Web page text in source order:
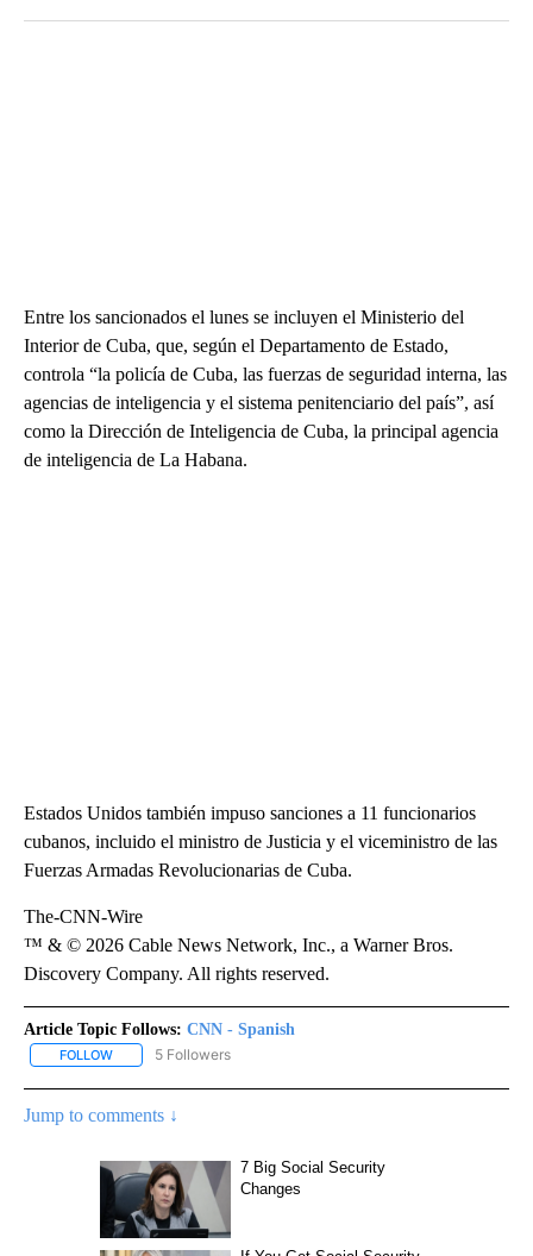
Entre los sancionados el lunes se incluyen el Ministerio del
Interior de Cuba, que, según el Departamento de Estado,
controla “la policía de Cuba, las fuerzas de seguridad interna, las
agencias de inteligencia y el sistema penitenciario del país”, así
como la Dirección de Inteligencia de Cuba, la principal agencia
de inteligencia de La Habana.
Estados Unidos también impuso sanciones a 11 funcionarios
cubanos, incluido el ministro de Justicia y el viceministro de las
Fuerzas Armadas Revolucionarias de Cuba.
The-CNN-Wire
™ & © 2026 Cable News Network, Inc., a Warner Bros.
Discovery Company. All rights reserved.
Article Topic Follows: CNN - Spanish
FOLLOW FOLLOW "CNN - SPANISH" TO RECEIVE NOTIFICATIONS ABOUT
5 Followers
Jump to comments ↓